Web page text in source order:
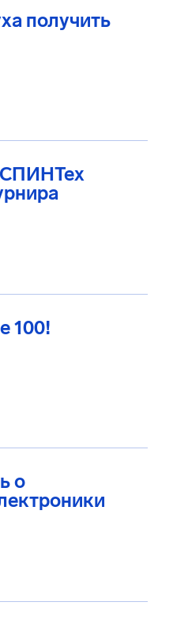
получить
100!
о